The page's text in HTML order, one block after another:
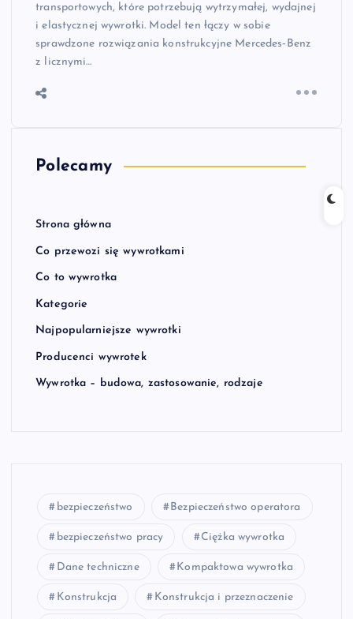
transportowych, które potrzebują wytrzymałej, wydajnej
i elastycznej wywrotki. Model ten łączy w sobie
sprawdzone rozwiązania konstrukcyjne Mercedes‑Benz
z licznymi…
Polecamy
Strona główna
Co przewozi się wywrotkami
Co to wywrotka
Kategorie
Najpopularniejsze wywrotki
Producenci wywrotek
Wywrotka – budowa, zastosowanie, rodzaje
bezpieczeństwo Bezpieczeństwo operatora
bezpieczeństwo pracy Ciężka wywrotka
Dane techniczne Kompaktowa wywrotka
Konstrukcja Konstrukcja i przeznaczenie